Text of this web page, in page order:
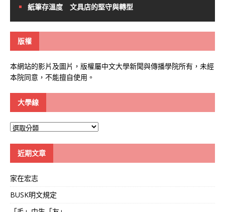
紙筆存溫度 文具店的堅守與轉型
版權
本網站的影片及圖片，版權屬中文大學新聞與傳播學院所有，未經
本院同意，不能擅自使用。
大學線
大
近期文章
家在宏志
BUSK明文規定